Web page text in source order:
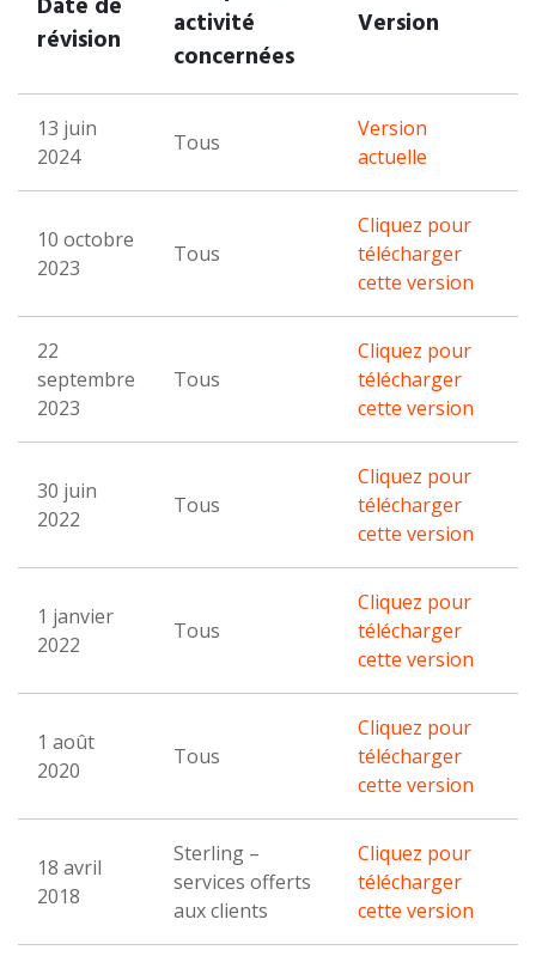
révision
activité
concernées
Version
13 juin
2024
Tous
Version
actuelle
10 octobre
2023
Tous
Cliquez pour
télécharger
cette version
22
septembre
2023
Tous
Cliquez pour
télécharger
cette version
30 juin
2022
Tous
Cliquez pour
télécharger
cette version
1 janvier
2022
Tous
Cliquez pour
télécharger
cette version
1 août
2020
Tous
Cliquez pour
télécharger
cette version
18 avril
2018
Sterling –
services offerts
aux clients
Cliquez pour
télécharger
cette version